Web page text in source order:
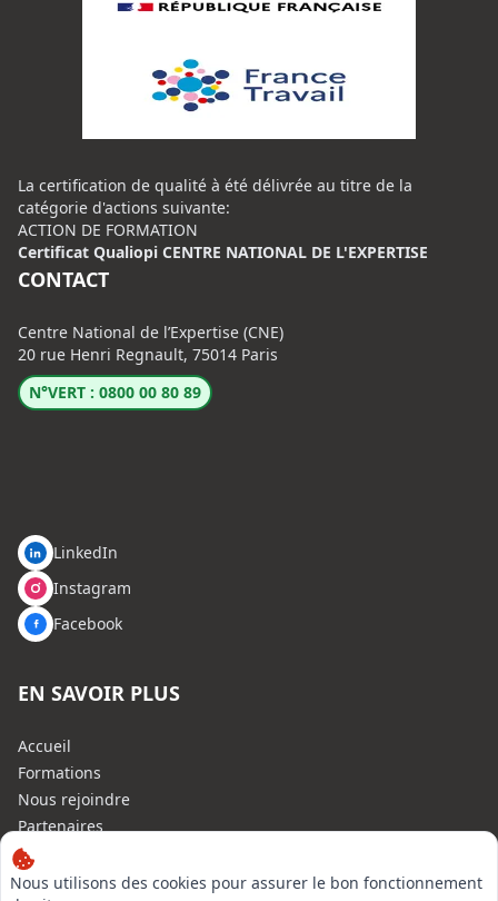
Nous utilisons des cookies pour assurer le bon fonctionnement
La certification de qualité à été délivrée au titre de la
catégorie d'actions suivante:
ACTION DE FORMATION
Certificat Qualiopi CENTRE NATIONAL DE L'EXPERTISE
CONTACT
Centre National de l’Expertise (CNE)
20 rue Henri Regnault, 75014 Paris
N°VERT : 0800 00 80 89
LinkedIn
Instagram
Facebook
EN SAVOIR PLUS
Accueil
Formations
Nous rejoindre
Partenaires
Autres missions
Le C.N.E.